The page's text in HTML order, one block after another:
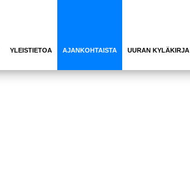
YLEISTIETOA AJANKOHTAISTA UURAN KYLÄKIRJA